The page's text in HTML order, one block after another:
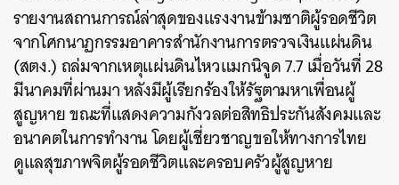
รายงานสถานการณ์ล่าสุดของแรงงานข้ามชาติผู้รอดชีวิต
จากโศกนาฏกรรมอาคารสำนักงานการตรวจเงินแผ่นดิน
(สตง.) ถล่มจากเหตุแผ่นดินไหวแมกนิจูด 7.7 เมื่อวันที่ 28
มีนาคมที่ผ่านมา หลังมีผู้เรียกร้องให้รัฐตามหาเพื่อนผู้
สูญหาย ขณะที่แสดงความกังวลต่อสิทธิประกันสังคมและ
อนาคตในการทำงาน โดยผู้เชี่ยวชาญขอให้ทางการไทย
ดูแลสุขภาพจิตผู้รอดชีวิตและครอบครัวผู้สูญหาย